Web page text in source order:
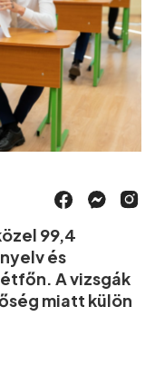
99,4
és
A vizsgák
miatt külön